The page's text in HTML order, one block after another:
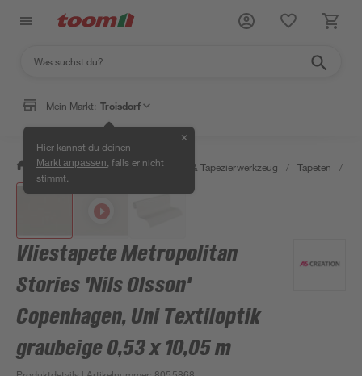
Mein Markt: Troisdorf
Hier kannst du deinen
Markt anpassen , falls er nicht
stimmt.
✕
/ Wohnen & Haushalt / Tapeten & Tapezierwerkzeug / Tapeten /
Vliestapete Metropolitan
Stories 'Nils Olsson'
Copenhagen, Uni Textiloptik
graubeige 0,53 x 10,05 m